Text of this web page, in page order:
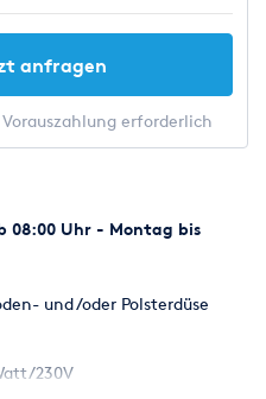
anfragen
erforderlich
08:00 Uhr - Montag bis
und /oder Polsterdüse
230V